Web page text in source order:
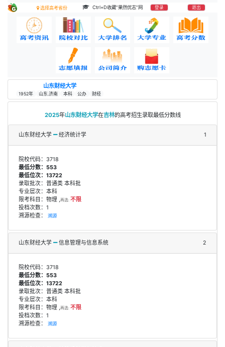
选择高考省份 Ctrl+D收藏“果然优志”网 登录 退出
山东财经大学
1952年 山东.济南 本科 公办 财经
2025年山东财经大学在吉林的高考招生录取最低分数线
山东财经大学 经济统计学 1
院校代码：3718
最低分数：553
最低位次：13722
录取批次：普通类 本科批
专业层次：本科
限考科目：物理 ,再选: 不限
投档次数：1
溯源检查： 溯源
山东财经大学 信息管理与信息系统 2
院校代码：3718
最低分数：553
最低位次：13722
录取批次：普通类 本科批
专业层次：本科
限考科目：物理 ,再选: 不限
投档次数：1
溯源检查： 溯源